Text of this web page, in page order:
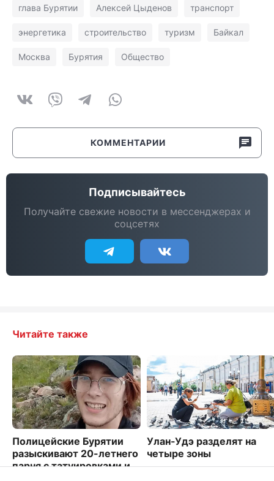
глава Бурятии Алексей Цыденов транспорт
энергетика строительство туризм Байкал
Москва Бурятия Общество
КОММЕНТАРИИ
Подписывайтесь
Получайте свежие новости в мессенджерах и
соцсетях
Читайте также
Полицейские Бурятии
разыскивают 20-летнего
парня с татуировками и
Улан-Удэ разделят на
четыре зоны